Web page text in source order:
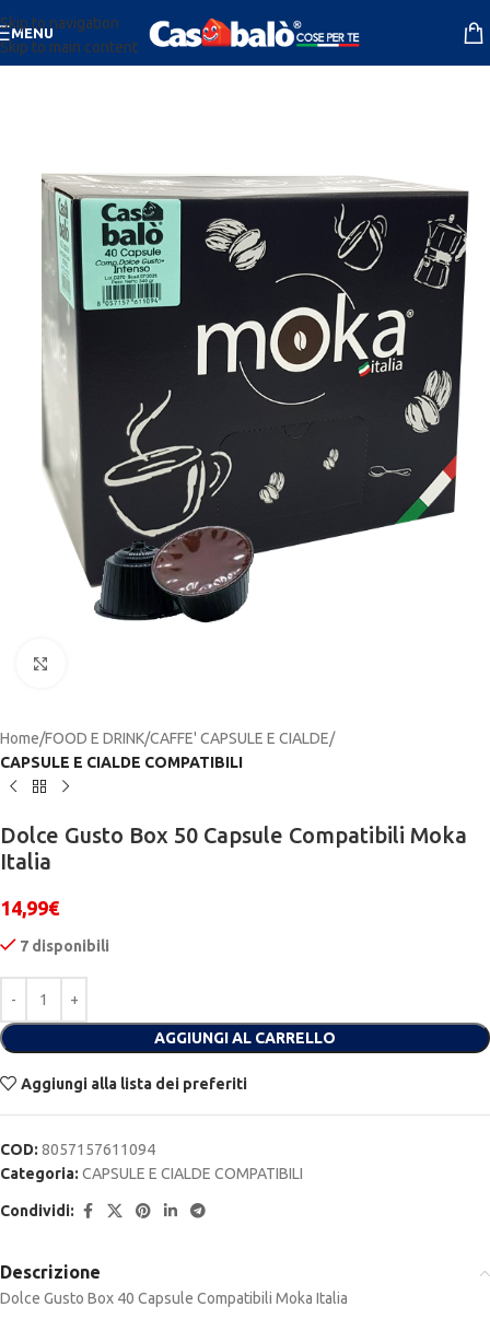
Skip to navigation
Skip to main content
MENU
Home FOOD E DRINK CAFFE' CAPSULE E CIALDE
CAPSULE E CIALDE COMPATIBILI
Dolce Gusto Box 50 Capsule Compatibili Moka
Italia
14,99€
7 disponibili
AGGIUNGI AL CARRELLO
Aggiungi alla lista dei preferiti
COD: 8057157611094
Categoria: CAPSULE E CIALDE COMPATIBILI
Condividi:
Descrizione
Dolce Gusto Box 40 Capsule Compatibili Moka Italia